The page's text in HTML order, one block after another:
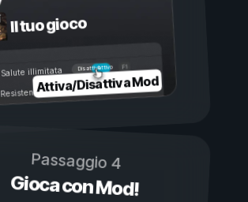
Il tuo gioco
Attivo
Disattivo
Salute illimitata
Resistenza illimitata
Attiva/Disattiva Mod
Passaggio 4
Gioca con Mod!